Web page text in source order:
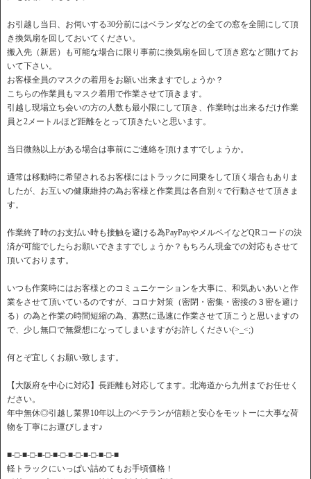
お引越し当日、お伺いする30分前にはベランダなどの全ての窓を全開にして頂
き換気扇を回しておいてください。
搬入先（新居）も可能な場合に限り事前に換気扇を回して頂き窓など開けてお
いて下さい。
お客様全員のマスクの着用をお願い出来ますでしょうか？
こちらの作業員もマスク着用で作業させて頂きます。
引越し現場立ち会いの方の人数も最小限にして頂き、作業時は出来るだけ作業
員と2メートルほど距離をとって頂きたいと思います。
当日微熱以上がある場合は事前にご連絡を頂けますでしょうか。
通常は移動時に希望されるお客様にはトラックに同乗をして頂く場合もありま
したが、お互いの健康維持の為お客様と作業員は各自別々で行動させて頂きま
す。
作業終了時のお支払い時も接触を避ける為PayPayやメルペイなどQRコードの決
済が可能でしたらお願いできますでしょうか？もちろん現金での対応もさせて
頂いております。
いつも作業時にはお客様とのコミュニケーションを大事に、和気あいあいと作
業をさせて頂いているのですが、コロナ対策（密閉・密集・密接の３密を避け
る）の為と作業の時間短縮の為、寡黙に迅速に作業させて頂こうと思いますの
で、少し無口で無愛想になってしまいますがお許しください(>_<;)
何とぞ宜しくお願い致します。
【大阪府を中心に対応】長距離も対応してます。北海道から九州までお任せく
ださい。
年中無休◎引越し業界10年以上のベテランが信頼と安心をモットーに大事な荷
物を丁寧にお運びします♪
■-□-■-□-■-□-■-□-■-□-■-□-■-□-■
軽トラックにいっぱい詰めてもお手頃価格！